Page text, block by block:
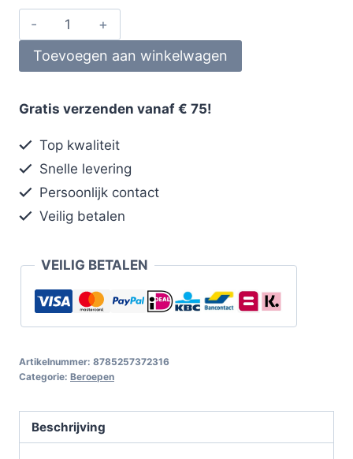
Toevoegen aan winkelwagen
Gratis verzenden vanaf € 75!
Top kwaliteit
Snelle levering
Persoonlijk contact
Veilig betalen
VEILIG BETALEN
Artikelnummer: 8785257372316
Categorie: Beroepen
Beschrijving